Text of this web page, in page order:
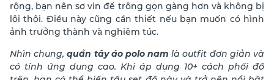
rộng, bạn nên sơ vin để trông gọn gàng hơn và không bị
lôi thôi. Điều này cũng cần thiết nếu bạn muốn có hình
ảnh trưởng thành và nghiêm túc.
Nhìn chung,quần tây áo polo nam là outfit đơn giản và
có tính ứng dụng cao. Khi áp dụng 10+ cách phối đồ